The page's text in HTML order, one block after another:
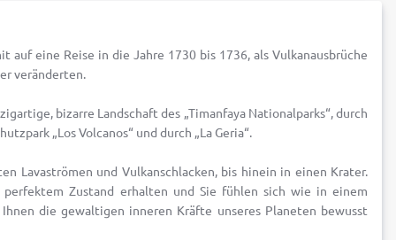
auf eine Reise in die Jahre 1730 bis 1736, als Vulkanausbrüche
veränderten.
bizarre Landschaft des „Timanfaya Nationalparks“, durch
„Los Volcanos“ und durch „La Geria“.
Lavaströmen und Vulkanschlacken, bis hinein in einen Krater.
Zustand erhalten und Sie fühlen sich wie in einem
die gewaltigen inneren Kräfte unseres Planeten bewusst